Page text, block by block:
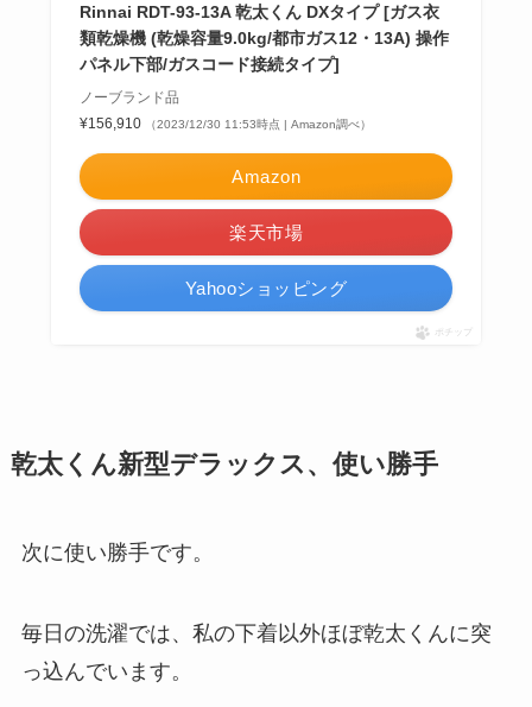
Rinnai RDT-93-13A 乾太くん DXタイプ [ガス衣
類乾燥機 (乾燥容量9.0kg/都市ガス12・13A) 操作
パネル下部/ガスコード接続タイプ]
ノーブランド品
¥156,910
（2023/12/30 11:53時点 | Amazon調べ）
Amazon
楽天市場
Yahooショッピング
ポチップ
乾太くん新型デラックス、使い勝手
次に使い勝手です。
毎日の洗濯では、私の下着以外ほぼ乾太くんに突
っ込んでいます。